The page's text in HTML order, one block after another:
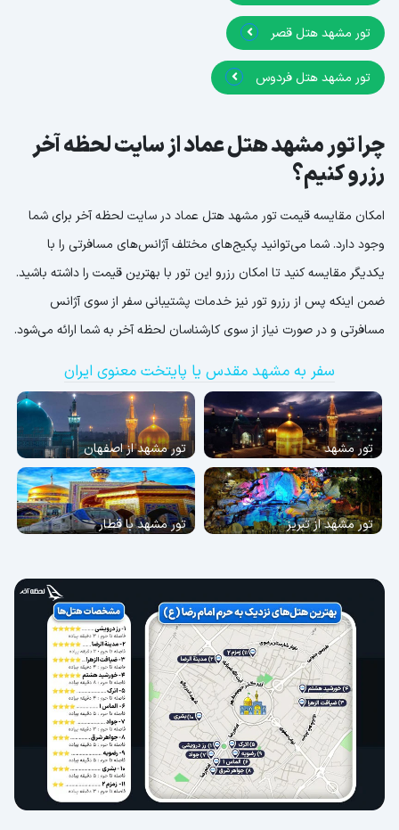
تور مشهد هتل قصر
تور مشهد هتل فردوس
چرا تور مشهد هتل عماد از سایت لحظه آخر
رزرو کنیم؟
امکان مقایسه قیمت تور مشهد هتل عماد در سایت لحظه آخر برای شما
وجود دارد. شما می‌توانید پکیج‌های مختلف آژانس‌های مسافرتی را با
یکدیگر مقایسه کنید تا امکان رزرو این تور با بهترین قیمت را داشته باشید.
ضمن اینکه پس از رزرو تور نیز خدمات پشتیبانی سفر از سوی آژانس
مسافرتی و در صورت نیاز از سوی کارشناسان لحظه آخر به شما ارائه می‌شود.
سفر به مشهد مقدس یا پایتخت معنوی ایران
تور مشهد تور مشهد از اصفهان
تور مشهد از تبریز تور مشهد با قطار